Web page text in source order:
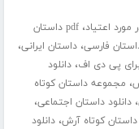
مورد اعتیاد،
pdf داستان
فارسی،داستان ایرانی،
پی دی اف،دانلود
، مجموعه داستان کوتاه
،دانلود داستان اجتماعی،
داستان کوتاه آرش،دانلود